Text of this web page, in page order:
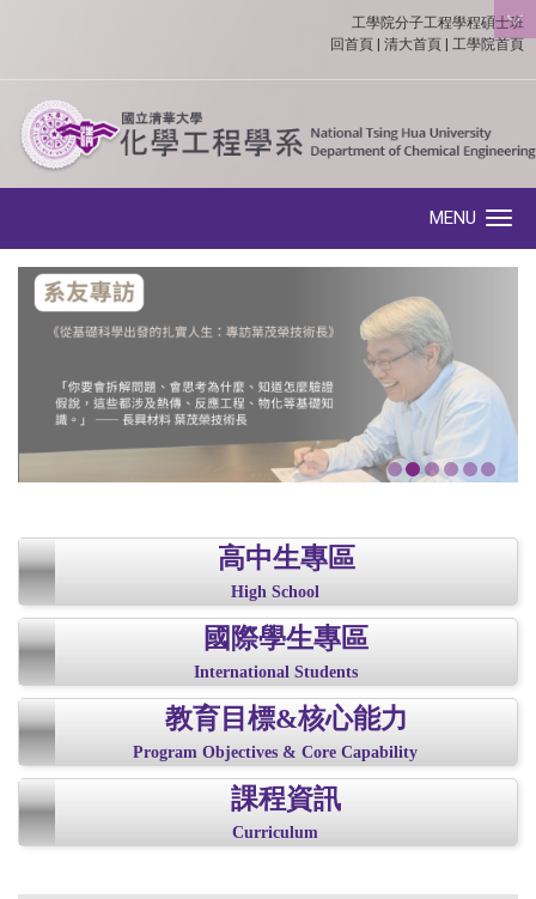
:::
工學院分子工程學程碩士班
回首頁
清大首頁 工學院首頁
MENU
高中生專區
High School
國際學生專區
International Students
教育目標&核心能力
Program Objectives & Core Capability
課程資訊
Curriculum